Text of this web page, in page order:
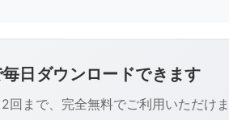
像
R-
日ダウンロードできます
回まで、完全無料でご利用いただけ